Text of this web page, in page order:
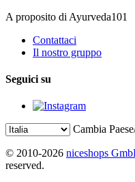
A proposito di Ayurveda101
Contattaci
Il nostro gruppo
Seguici su
Cambia
© 2010-2026 niceshops
reserved.